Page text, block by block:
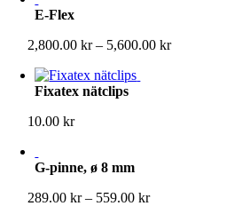
E-Flex
2,800.00kr – 5,600.00krPrisintervall:
Fixatex nätclips
10.00kr
G-pinne, ø 8 mm
289.00kr – 559.00krPrisintervall: